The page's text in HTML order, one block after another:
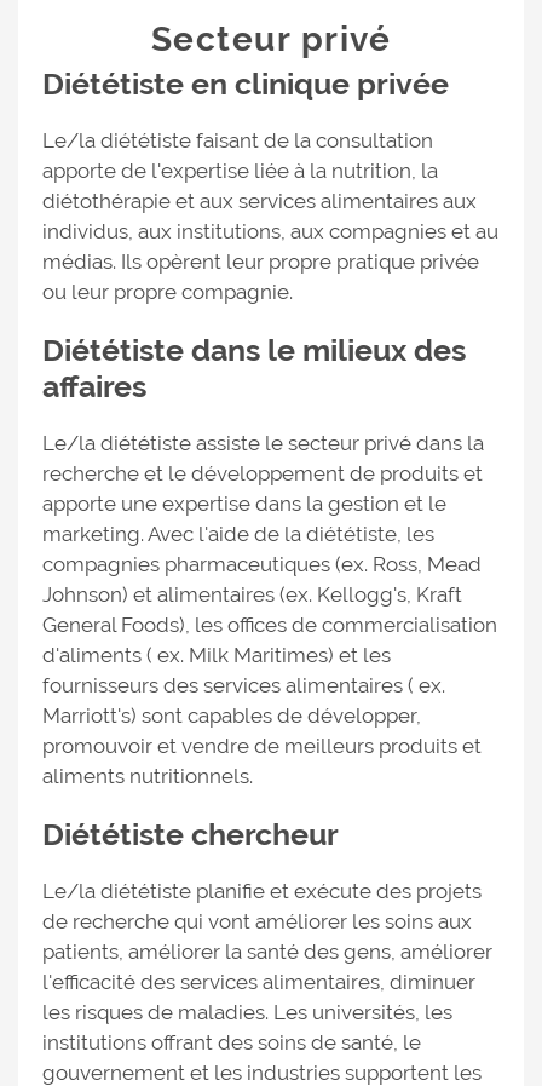
Secteur privé
Diététiste en clinique privée
Le/la diététiste faisant de la consultation
apporte de l'expertise liée à la nutrition, la
diétothérapie et aux services alimentaires aux
individus, aux institutions, aux compagnies et au
médias. Ils opèrent leur propre pratique privée
ou leur propre compagnie.
Diététiste dans le milieux des
affaires
Le/la diététiste assiste le secteur privé dans la
recherche et le développement de produits et
apporte une expertise dans la gestion et le
marketing. Avec l'aide de la diététiste, les
compagnies pharmaceutiques (ex. Ross, Mead
Johnson) et alimentaires (ex. Kellogg's, Kraft
General Foods), les offices de commercialisation
d'aliments ( ex. Milk Maritimes) et les
fournisseurs des services alimentaires ( ex.
Marriott's) sont capables de développer,
promouvoir et vendre de meilleurs produits et
aliments nutritionnels.
Diététiste chercheur
Le/la diététiste planifie et exécute des projets
de recherche qui vont améliorer les soins aux
patients, améliorer la santé des gens, améliorer
l'efficacité des services alimentaires, diminuer
les risques de maladies. Les universités, les
institutions offrant des soins de santé, le
gouvernement et les industries supportent les